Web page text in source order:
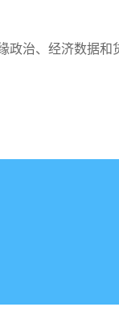
政治、经济数据和